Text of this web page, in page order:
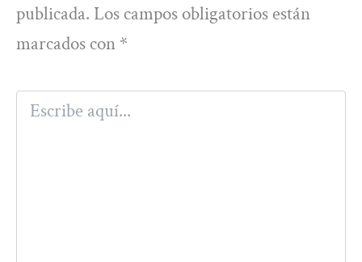
publicada. Los campos obligatorios están
marcados con *
aquí...